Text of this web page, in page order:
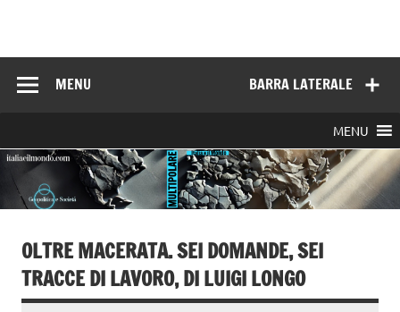
BARRA LATERALE
MENU
MENU
OLTRE MACERATA. SEI DOMANDE, SEI
TRACCE DI LAVORO, DI LUIGI LONGO